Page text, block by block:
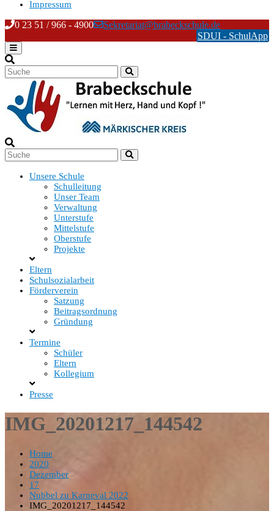
Impressum
Zum
Inhalt
springen
Skip
content
0 23 51 / 966 - 4900
Sekretariat@brabeckschule.de
SDUI - SchulApp
Unsere Schule
Schulleitung
Unser Team
Verwaltung
Unterstufe
Mittelstufe
Oberstufe
Projekte
Eltern
Schulsozialarbeit
Förderverein
Satzung
Beitragsordnung
Gründung
Termine
Schüler
Eltern
Kollegium
Presse
IMG_20201217_144542
Home
2020
Dezember
17
Nubbel zu Karneval 2022
IMG_20201217_144542